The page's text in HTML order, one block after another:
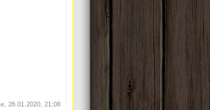
26.01.2020, 21:08